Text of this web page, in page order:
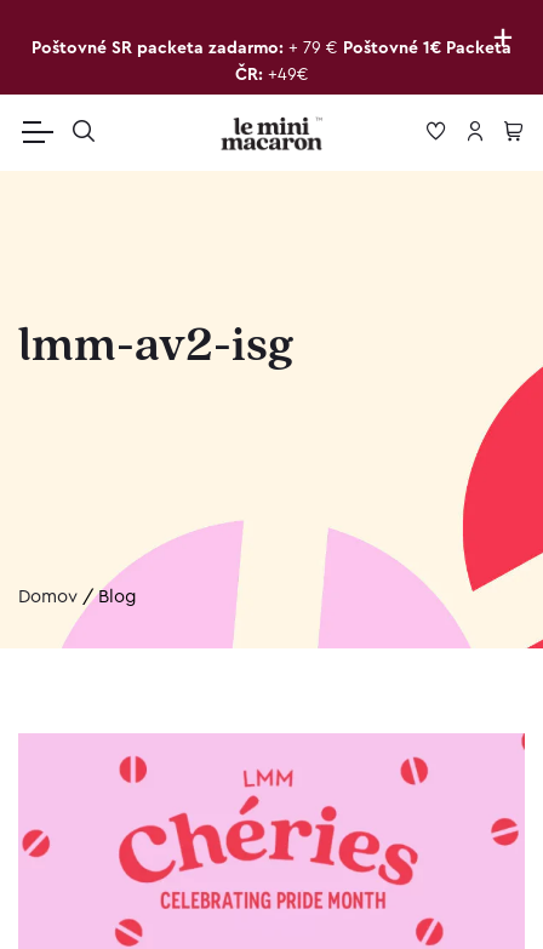
+
Poštovné SR packeta zadarmo: + 79 € Poštovné 1€ Packeta
ČR: +49€
lmm-av2-isg
Domov /Blog